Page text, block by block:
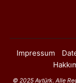
Impressum
© 2025 Aytürk. Alle